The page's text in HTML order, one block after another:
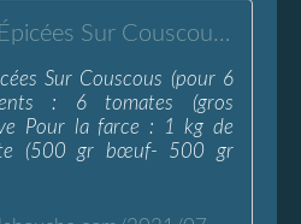
Tomates Farcies Épicées Sur Couscous - L'Eau à la Bouche
Sur Couscous (pour 6
: 6 tomates (gros
Pour la farce : 1 kg de
(500 gr bœuf- 500 gr